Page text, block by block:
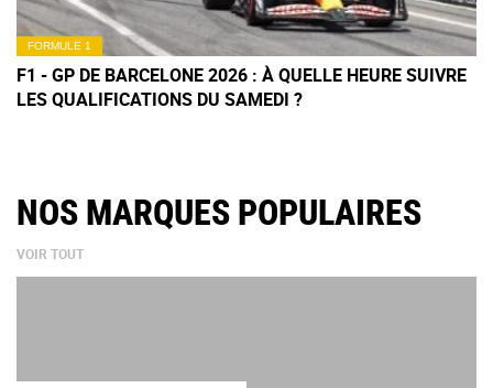
FORMULE 1
F1 - GP DE BARCELONE 2026 : À QUELLE HEURE SUIVRE
LES QUALIFICATIONS DU SAMEDI ?
NOS MARQUES POPULAIRES
VOIR TOUT